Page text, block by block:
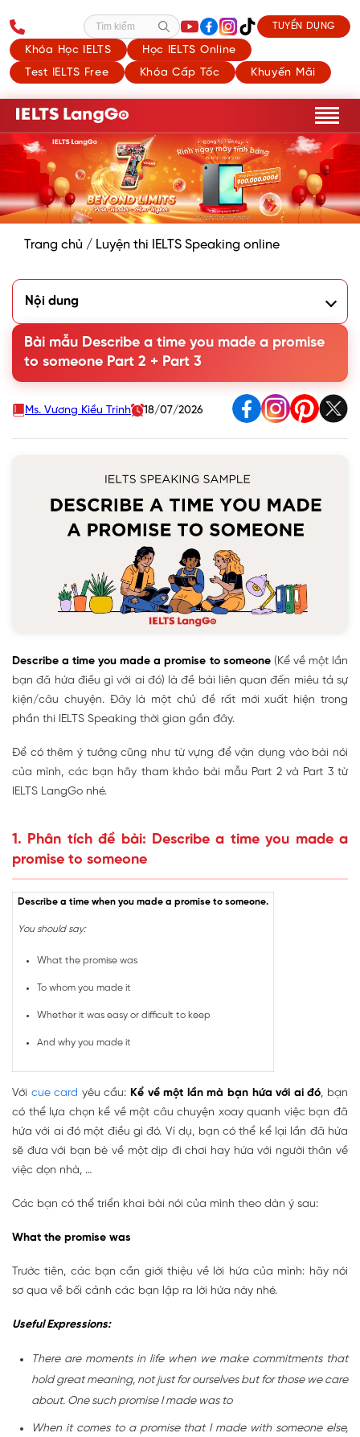
Khóa Học IELTS
Học IELTS Online
Test IELTS Free
Khóa Cấp Tốc Khuyến Mãi
Tìm kiếm TUYỂN DỤNG
Trang chủ / Luyện thi IELTS Speaking online
Nội dung
someone
2. Bài mẫu Describe a time when you made a promise to
someone
3. Describe a time you made a promise to someone Part 3
Bài mẫu Describe a time you made a promise
to someone Part 2 + Part 3
Ms. Vương Kiều Trinh 18/07/2026
Describe a time you made a promise to someone (Kể về một lần
bạn đã hứa điều gì với ai đó) là đề bài liên quan đến miêu tả sự
kiện/câu chuyện. Đây là một chủ đề rất mới xuất hiện trong
phần thi IELTS Speaking thời gian gần đây.
Để có thêm ý tưởng cũng như từ vựng để vận dụng vào bài nói
của mình, các bạn hãy tham khảo bài mẫu Part 2 và Part 3 từ
IELTS LangGo nhé.
1. Phân tích đề bài: Describe a time you made a
promise to someone
Describe a time when you made a promise to someone.
You should say:
What the promise was
To whom you made it
Whether it was easy or difficult to keep
And why you made it
Với cue card yêu cầu: Kể về một lần mà bạn hứa với ai đó, bạn
có thể lựa chọn kể về một câu chuyện xoay quanh việc bạn đã
hứa với ai đó một điều gì đó. Ví dụ, bạn có thể kể lại lần đã hứa
sẽ đưa với bạn bè về một dịp đi chơi hay hứa với người thân về
việc dọn nhà, …
Các bạn có thể triển khai bài nói của mình theo dàn ý sau:
What the promise was
Trước tiên, các bạn cần giới thiệu về lời hứa của mình: hãy nói
sơ qua về bối cảnh các bạn lập ra lời hứa này nhé.
Useful Expressions:
There are moments in life when we make commitments that
hold great meaning, not just for ourselves but for those we care
about. One such promise I made was to
When it comes to a promise that I made with someone else,